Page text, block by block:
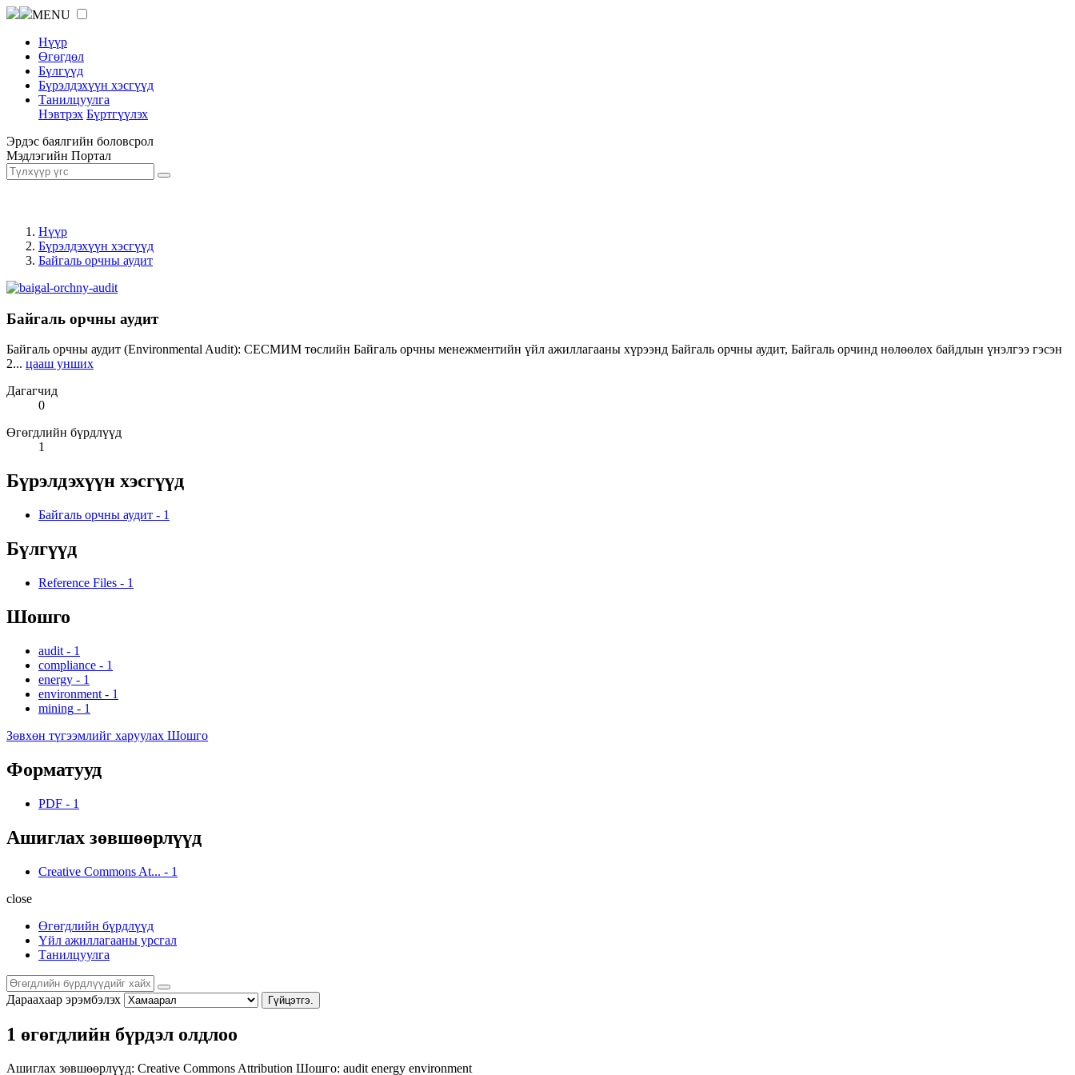
MENU
Нүүр
Өгөгдөл
Бүлгүүд
Бүрэлдэхүүн хэсгүүд
Танилцуулга
Нэвтрэх Бүртгүүлэх
Эрдэс баялгийн боловсрол
Мэдлэгийн Портал
Нүүр
Бүрэлдэхүүн хэсгүүд
Байгаль орчны аудит
Байгаль орчны аудит
Байгаль орчны аудит (Environmental Audit): СЕСМИМ төслийн Байгаль орчны менежментийн үйл ажиллагааны хүрээнд Байгаль орчны аудит, Байгаль орчинд нөлөөлөх байдлын үнэлгээ гэсэн
2... цааш унших
Дагагчид
0
Өгөгдлийн бүрдлүүд
1
Бүрэлдэхүүн хэсгүүд
Байгаль орчны аудит - 1
Бүлгүүд
Reference Files - 1
Шошго
audit - 1
compliance - 1
energy - 1
environment - 1
mining - 1
Зөвхөн түгээмлийг харуулах Шошго
Форматууд
PDF - 1
Ашиглах зөвшөөрлүүд
Creative Commons At... - 1
close
Өгөгдлийн бүрдлүүд
Үйл ажиллагааны урсгал
Танилцуулга
Дараахаар эрэмбэлэх Гүйцэтгэ.
1 өгөгдлийн бүрдэл олдлоо
Ашиглах зөвшөөрлүүд: Creative Commons Attribution Шошго: audit energy environment